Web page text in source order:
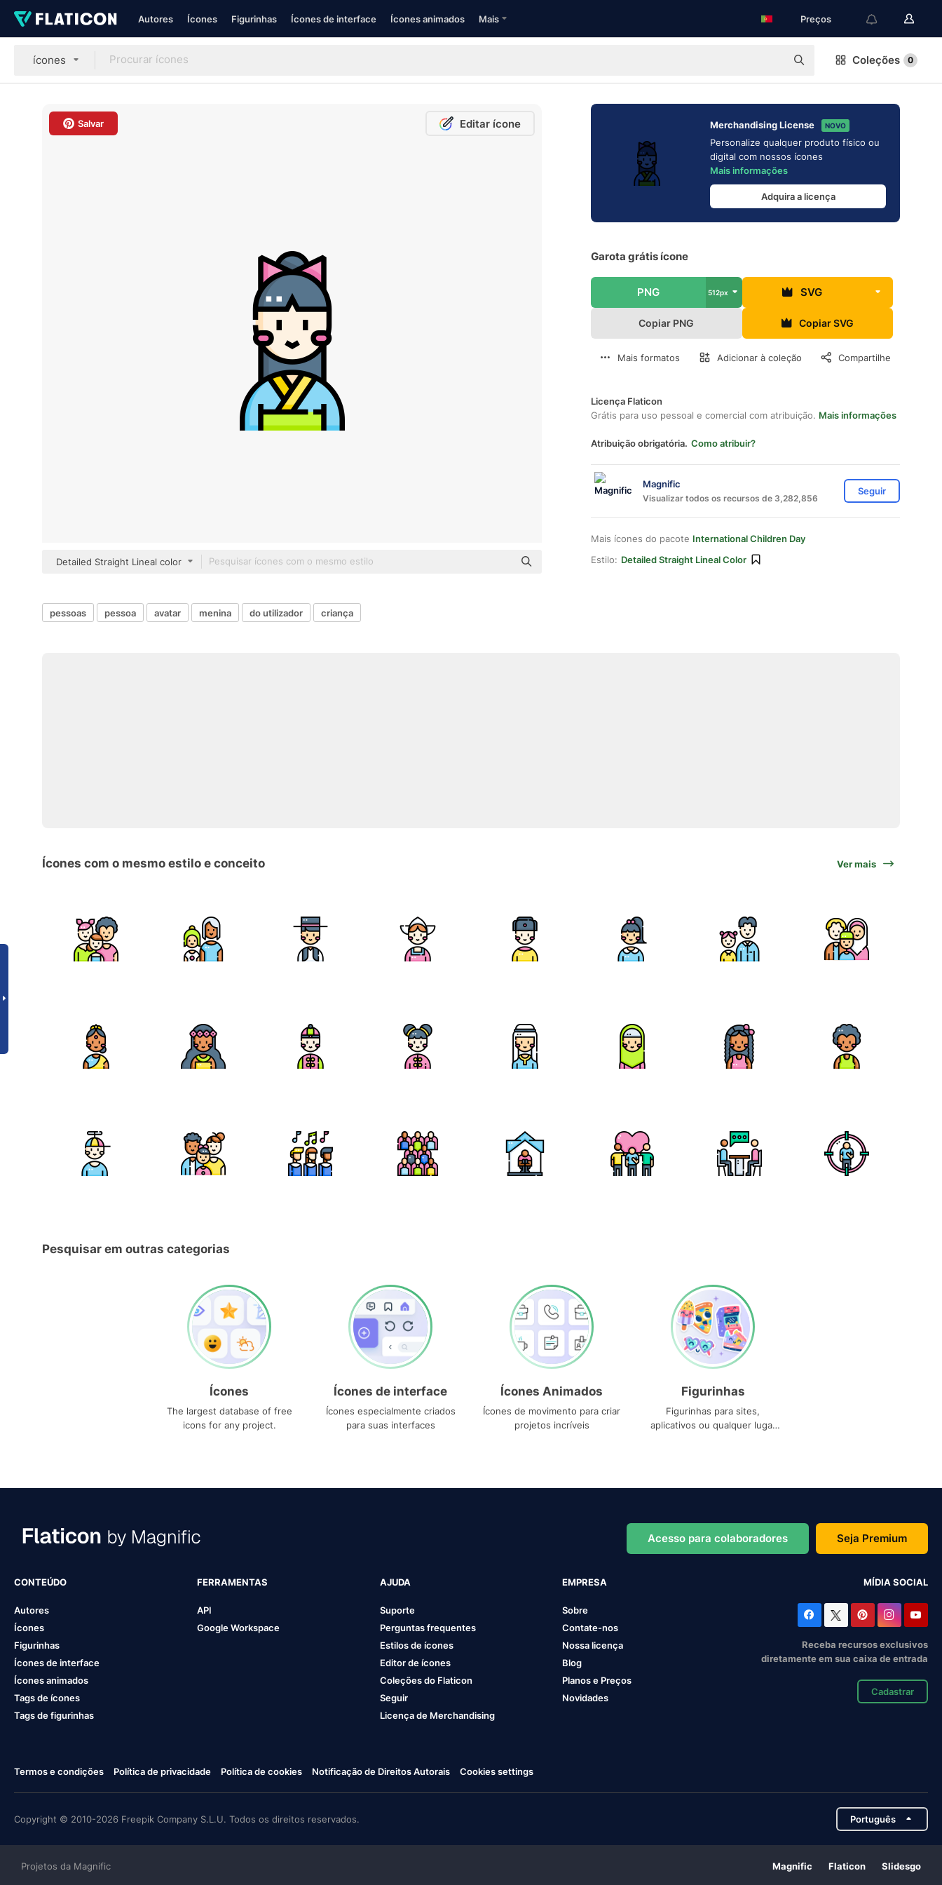
Autores Ícones Figurinhas Ícones de interface Ícones animados Mais Preços
ícones Coleções 0
Salvar Editar ícone
Detailed Straight Lineal color
Merchandising License NOVO
Personalize qualquer produto físico ou
digital com nossos ícones
Mais informações
Adquira a licença
Garota grátis ícone
PNG 512px SVG
Copiar PNG Copiar SVG
Mais formatos Adicionar à coleção Compartilhe
Licença Flaticon
Grátis para uso pessoal e comercial com atribuição. Mais informações
Atribuição obrigatória. Como atribuir?
Magnific
Visualizar todos os recursos de 3,282,856
Seguir
Mais ícones do pacote International Children Day
Estilo: Detailed Straight Lineal Color
pessoas pessoa avatar menina do utilizador criança
Ícones com o mesmo estilo e conceito Ver mais
Pesquisar em outras categorias
Ícones
The largest database of free
icons for any project.
Ícones de interface
Ícones especialmente criados
para suas interfaces
Ícones Animados
Ícones de movimento para criar
projetos incríveis
Figurinhas
Figurinhas para sites,
aplicativos ou qualquer lugar
Acesso para colaboradores Seja Premium
CONTEÚDO
Autores
Ícones
Figurinhas
Ícones de interface
Ícones animados
Tags de ícones
Tags de figurinhas
FERRAMENTAS
API
Google Workspace
AJUDA
Suporte
Perguntas frequentes
Estilos de ícones
Editor de ícones
Coleções do Flaticon
Seguir
Licença de Merchandising
EMPRESA
Sobre
Contate-nos
Nossa licença
Blog
Planos e Preços
Novidades
MÍDIA SOCIAL
Receba recursos exclusivos
diretamente em sua caixa de entrada
Cadastrar
Termos e condições Política de privacidade Política de cookies Notificação de Direitos Autorais Cookies settings
Copyright © 2010-2026 Freepik Company S.L.U. Todos os direitos reservados. Português
Projetos da Magnific Magnific Flaticon Slidesgo